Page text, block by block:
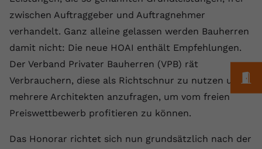
zwischen Auftraggeber und Auftragnehmer
verhandelt. Ganz alleine gelassen werden Bauherren
damit nicht: Die neue HOAI enthält Empfehlungen.
Der Verband Privater Bauherren (VPB) rät
Verbrauchern, diese als Richtschnur zu nutzen und
mehrere Architekten anzufragen, um vom freien
Preiswettbewerb profitieren zu können.
Das Honorar richtet sich nun grundsätzlich nach der
Laufzeit 1 Jahr
Zweck
Dieser Wert speichert Ihre Consent-
zufällig generierte ID, für die
historische Speicherung Ihrer
vorgenommen Einstellungen, falls der
Webseiten-Betreiber dies eingestellt
Name fe_typo_user
Zweck
wiederzuerkennen und statistische
Informationen zur Nutzung der
Website zu erfassen.
Name _gcl au
Anbieter Google Ads
Zweck
Wird von Google Ads für das
Conversion-Tracking verwendet, um
Werbeklicks der Nutzung auf unserer
Website zuzuordnen.
Cookie-Informationen anzeigen
Externe Inhalte
Wir verwenden auf unserer Website externe Inhalte,
um Ihnen zusätzliche Informationen anzubieten.
Anbieter vimeo.com
Laufzeit 2 Jahre
Cookie-Informationen anzeigen